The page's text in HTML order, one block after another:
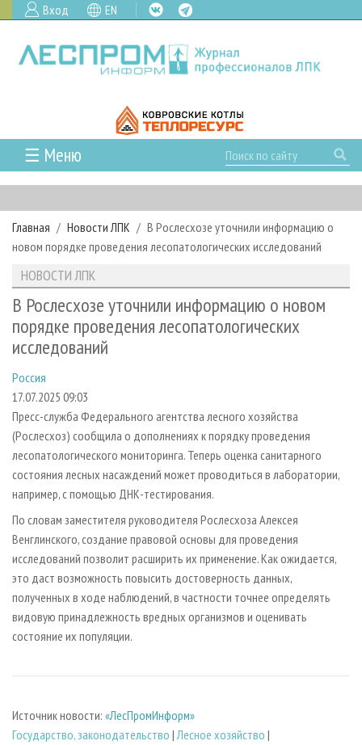
Вход EN
☰ Меню
ГЛАВНАЯ
РУБРИКИ И ТЕМЫ
РУБРИКИ ЖУРНАЛА
ЛЕСОЗАГОТОВКА
ЛЕСОПИЛЕНИЕ
ДЕРЕВООБРАБОТКА
СУШКА ДРЕВЕСИНЫ
ПРОИЗВОДСТВО ДРЕВЕСНЫХ ПЛИТ
ДЕРЕВЯННОЕ ДОМОСТРОЕНИЕ
ПРОИЗВОДСТВО МЕБЕЛИ
БИОЭНЕРГЕТИКА
ЦБП
ИНСТРУМЕНТ И МАТЕРИАЛЫ
НОВОСТИ
НОВОСТИ ЛПК
НОВОСТИ ЖУРНАЛА
НОВОСТИ КОМПАНИЙ
ПРОЕКТЫ ЛПИ
АНАЛИТИКА
ПРЕДПРИЯТИЯ ЛПК
ЛЕСНЫЕ РЕГИОНЫ РОССИИ
ПЕРСОНЫ
МОБИЛЬНЫЕ ВЫСТАВКИ
ОФИЦИАЛЬНЫЕ ДЕЛЕГАЦИИ
ПРИОРИТЕТНЫЕ ИНВЕСТПРОЕКТЫ
RUSSIAN FORESTRY REVIEW
БИБЛИОТЕКА СПЕЦИАЛИСТА
АРХИВ
АРХИВ ЖУРНАЛОВ
СТАТЬИ
О ЖУРНАЛЕ
ПОДПИСКА
КОНТАКТЫ
РЕКЛАМОДАТЕЛЯМ
РЕКЛАМА
РЕКЛАМА НА САЙТЕ
Главная Новости ЛПК
В Рослесхозе уточнили информацию о
новом порядке проведения лесопатологических исследований
НОВОСТИ ЛПК
В Рослесхозе уточнили информацию о новом
порядке проведения лесопатологических
исследований
Россия
17.07.2025 09:03
Пресс-служба Федерального агентства лесного хозяйства
(Рослесхоз) сообщила о дополнениях к порядку проведения
лесопатологического мониторинга. Теперь оценка санитарного
состояния лесных насаждений может проводиться в лаборатории,
например, с помощью ДНК-тестирования.
По словам заместителя руководителя Рослесхоза Алексея
Венглинского, создание правовой основы для проведения
исследований позволит расширить их применение. Как ожидается,
это даст возможность повысить достоверность данных,
полученных в ходе наблюдений, в частности точнее определять
видовую принадлежность вредных организмов и оценивать
состояние их популяции.
Источник новости: «ЛесПромИнформ»
Государство, законодательство |Лесное хозяйство |